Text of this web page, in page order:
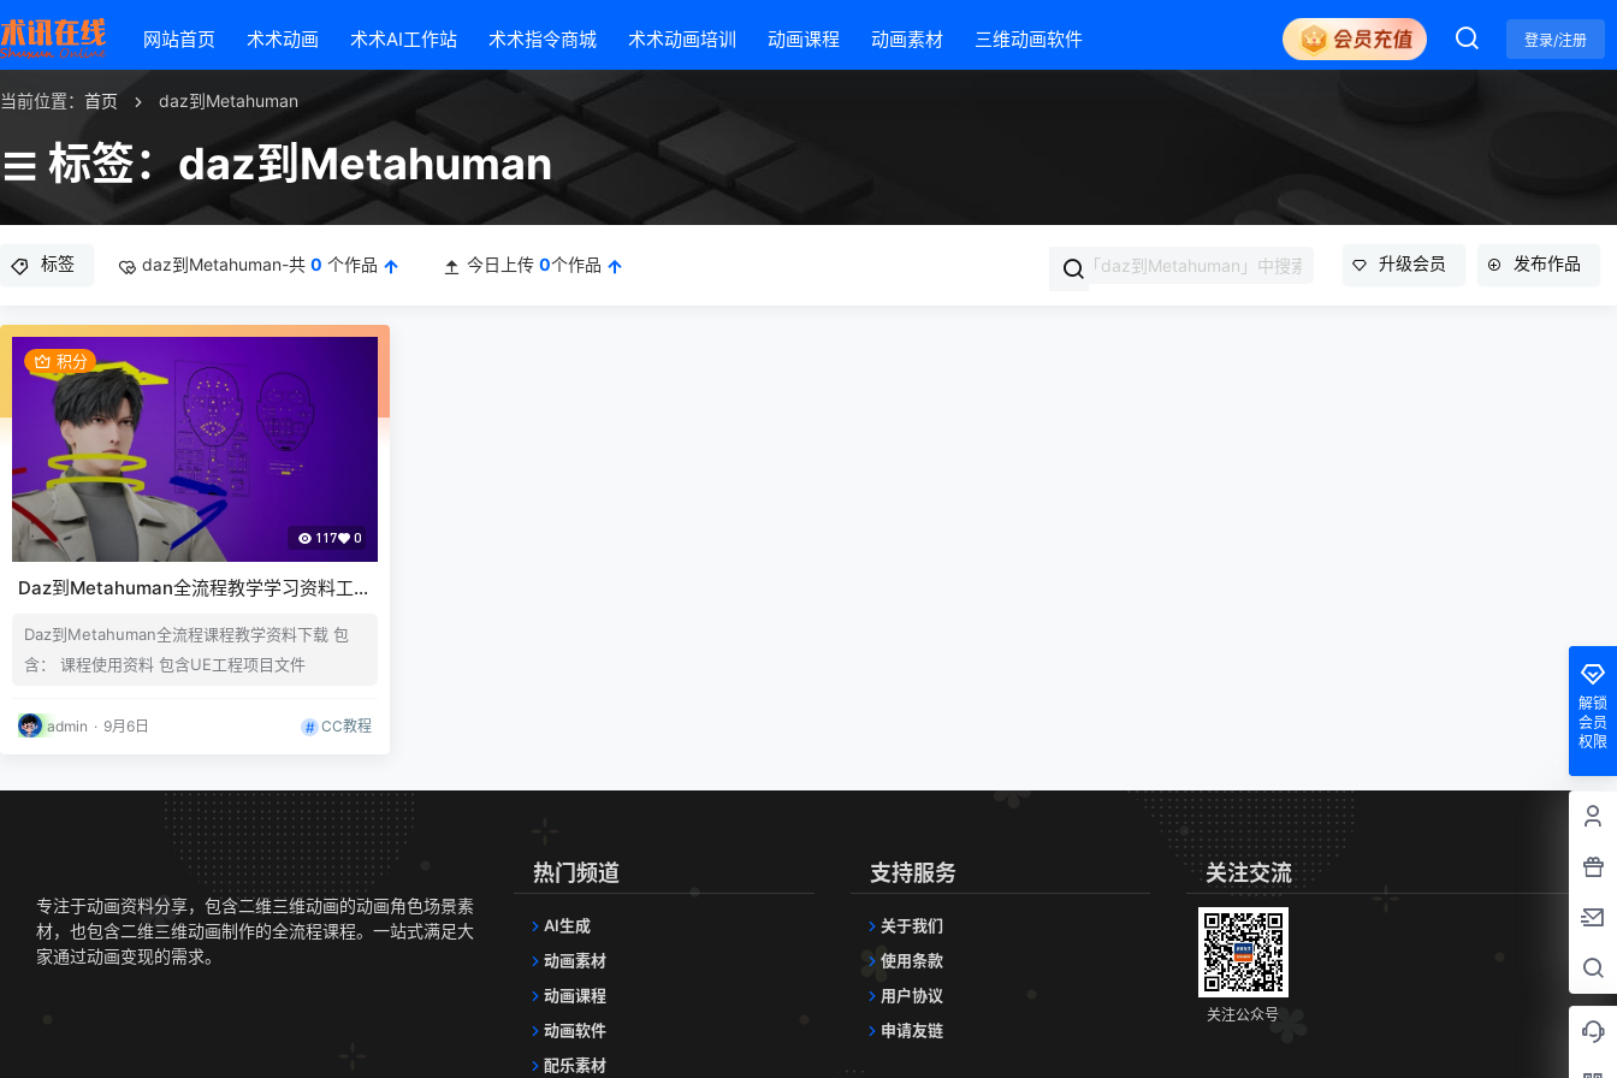
网站首页 术术动画 术术AI工作站 术术指令商城 术术动画培训 动画课程 动画素材 三维动画软件 登录/注册
当前位置： 首页 daz到Metahuman
标签：daz到Metahuman
标签 daz到Metahuman-共 0 个作品 今日上传 0个作品 升级会员 发布作品
积分
117 0
Daz到Metahuman全流程教学学习资料工程
Daz到Metahuman全流程课程教学资料下载 包
含： 课程使用资料 包含UE工程项目文件
admin · 9月6日 CC教程
解锁
会员
权限
专注于动画资料分享，包含二维三维动画的动画角色场景素
材，也包含二维三维动画制作的全流程课程。一站式满足大
家通过动画变现的需求。
热门频道
AI生成
动画素材
动画课程
动画软件
配乐素材
支持服务
关于我们
使用条款
用户协议
申请友链
关注交流
关注公众号